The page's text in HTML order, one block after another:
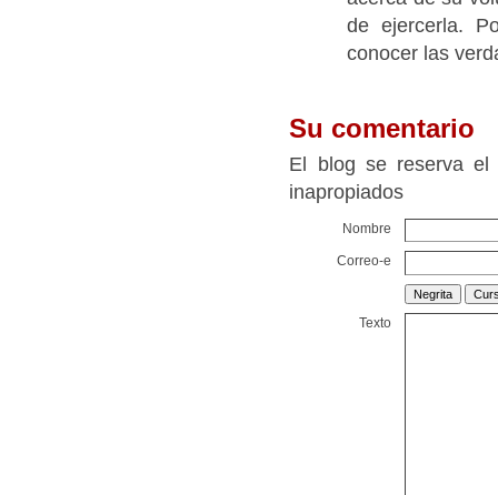
de ejercerla.
conocer las
Su comentario
El blog se reserva el
inapropiados
Nombre
Correo-e
Texto